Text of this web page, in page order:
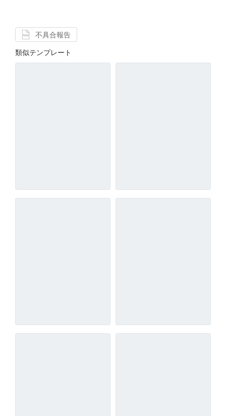
不具合報告
類似テンプレート